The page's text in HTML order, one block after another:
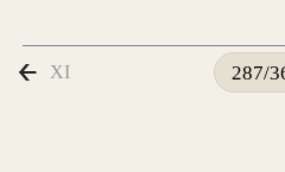
XI 287/